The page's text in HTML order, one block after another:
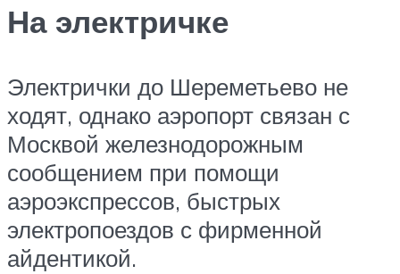
На электричке
Электрички до Шереметьево не
ходят, однако аэропорт связан с
Москвой железнодорожным
сообщением при помощи
аэроэкспрессов, быстрых
электропоездов с фирменной
айдентикой.